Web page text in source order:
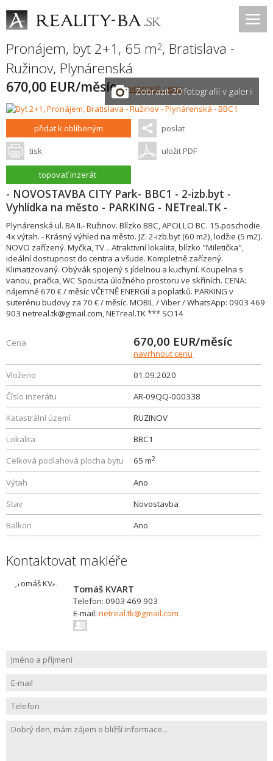
Pronájem, byt 2+1, 65 m2, Bratislava -
Ružinov, Plynárenská
670,00 EUR/měsícnavrhnout cenu
Zobrazit 20 fotografií v galerii
přidat k oblíbeným poslat
tisk uložit PDF
topovať inzerát
- NOVOSTAVBA CITY Park- BBC1 - 2-izb.byt -
Vyhlídka na město - PARKING - NETreal.TK -
Plynárenská ul. BA II.- Ružinov. Blízko BBC, APOLLO BC. 15.poschodie.
4x výtah. - Krásný výhled na město. JZ. 2-izb.byt (60 m2), lodžie (5 m2).
NOVO zařízený. Myčka, TV .. Atraktivní lokalita, blízko "Miletička",
ideální dostupnost do centra a všude. Kompletně zařízený.
Klimatizovaný. Obývák spojený s jídelnou a kuchyní. Koupelna s
vanou, pračka, WC Spousta úložného prostoru ve skříních. CENA:
nájemné 670 € / měsíc VČETNĚ ENERGIÍ a poplatků. PARKING v
suterénu budovy za 70 € / měsíc. MOBIL / Viber / WhatsApp: 0903 469
903 netreal.tk@gmail.com, NETreal.TK *** SO14
Cena 670,00 EUR/měsíc
navrhnout cenu
Vloženo
01.09.2020
Číslo inzerátu
AR-09QQ-000338
Katastrální území
RUZINOV
Lokalita
BBC1
Celková podlahová plocha bytu
65 m2
Výtah
Ano
Stav
Novostavba
Balkon
Ano
Kontaktovat makléře
Tomáš KVART
Telefon: 0903 469 903
E-mail: netreal.tk@gmail.com